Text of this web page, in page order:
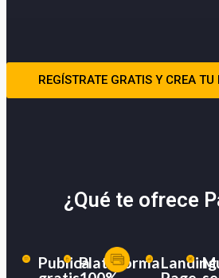
REGÍSTRATE GRATIS Y CREA
¿Qué te ofrece
PublicaPlataformaLanding